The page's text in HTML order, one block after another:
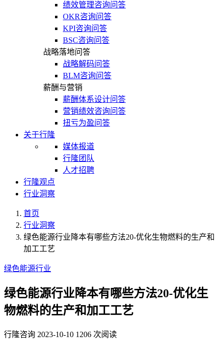
绩效管理咨询问答
OKR咨询问答
KPI咨询问答
BSC咨询问答
战略落地问答
战略解码问答
BLM咨询问答
薪酬与营销
薪酬体系设计问答
营销绩效咨询问答
扭亏为盈问答
关于行隆
媒体报道
行隆团队
人才招聘
行隆观点
行业洞察
首页
行业洞察
绿色能源行业降本有哪些方法20-优化生物燃料的生产和
加工工艺
绿色能源行业
绿色能源行业降本有哪些方法20-优化生
物燃料的生产和加工工艺
行隆咨询 2023-10-10 1206 次阅读